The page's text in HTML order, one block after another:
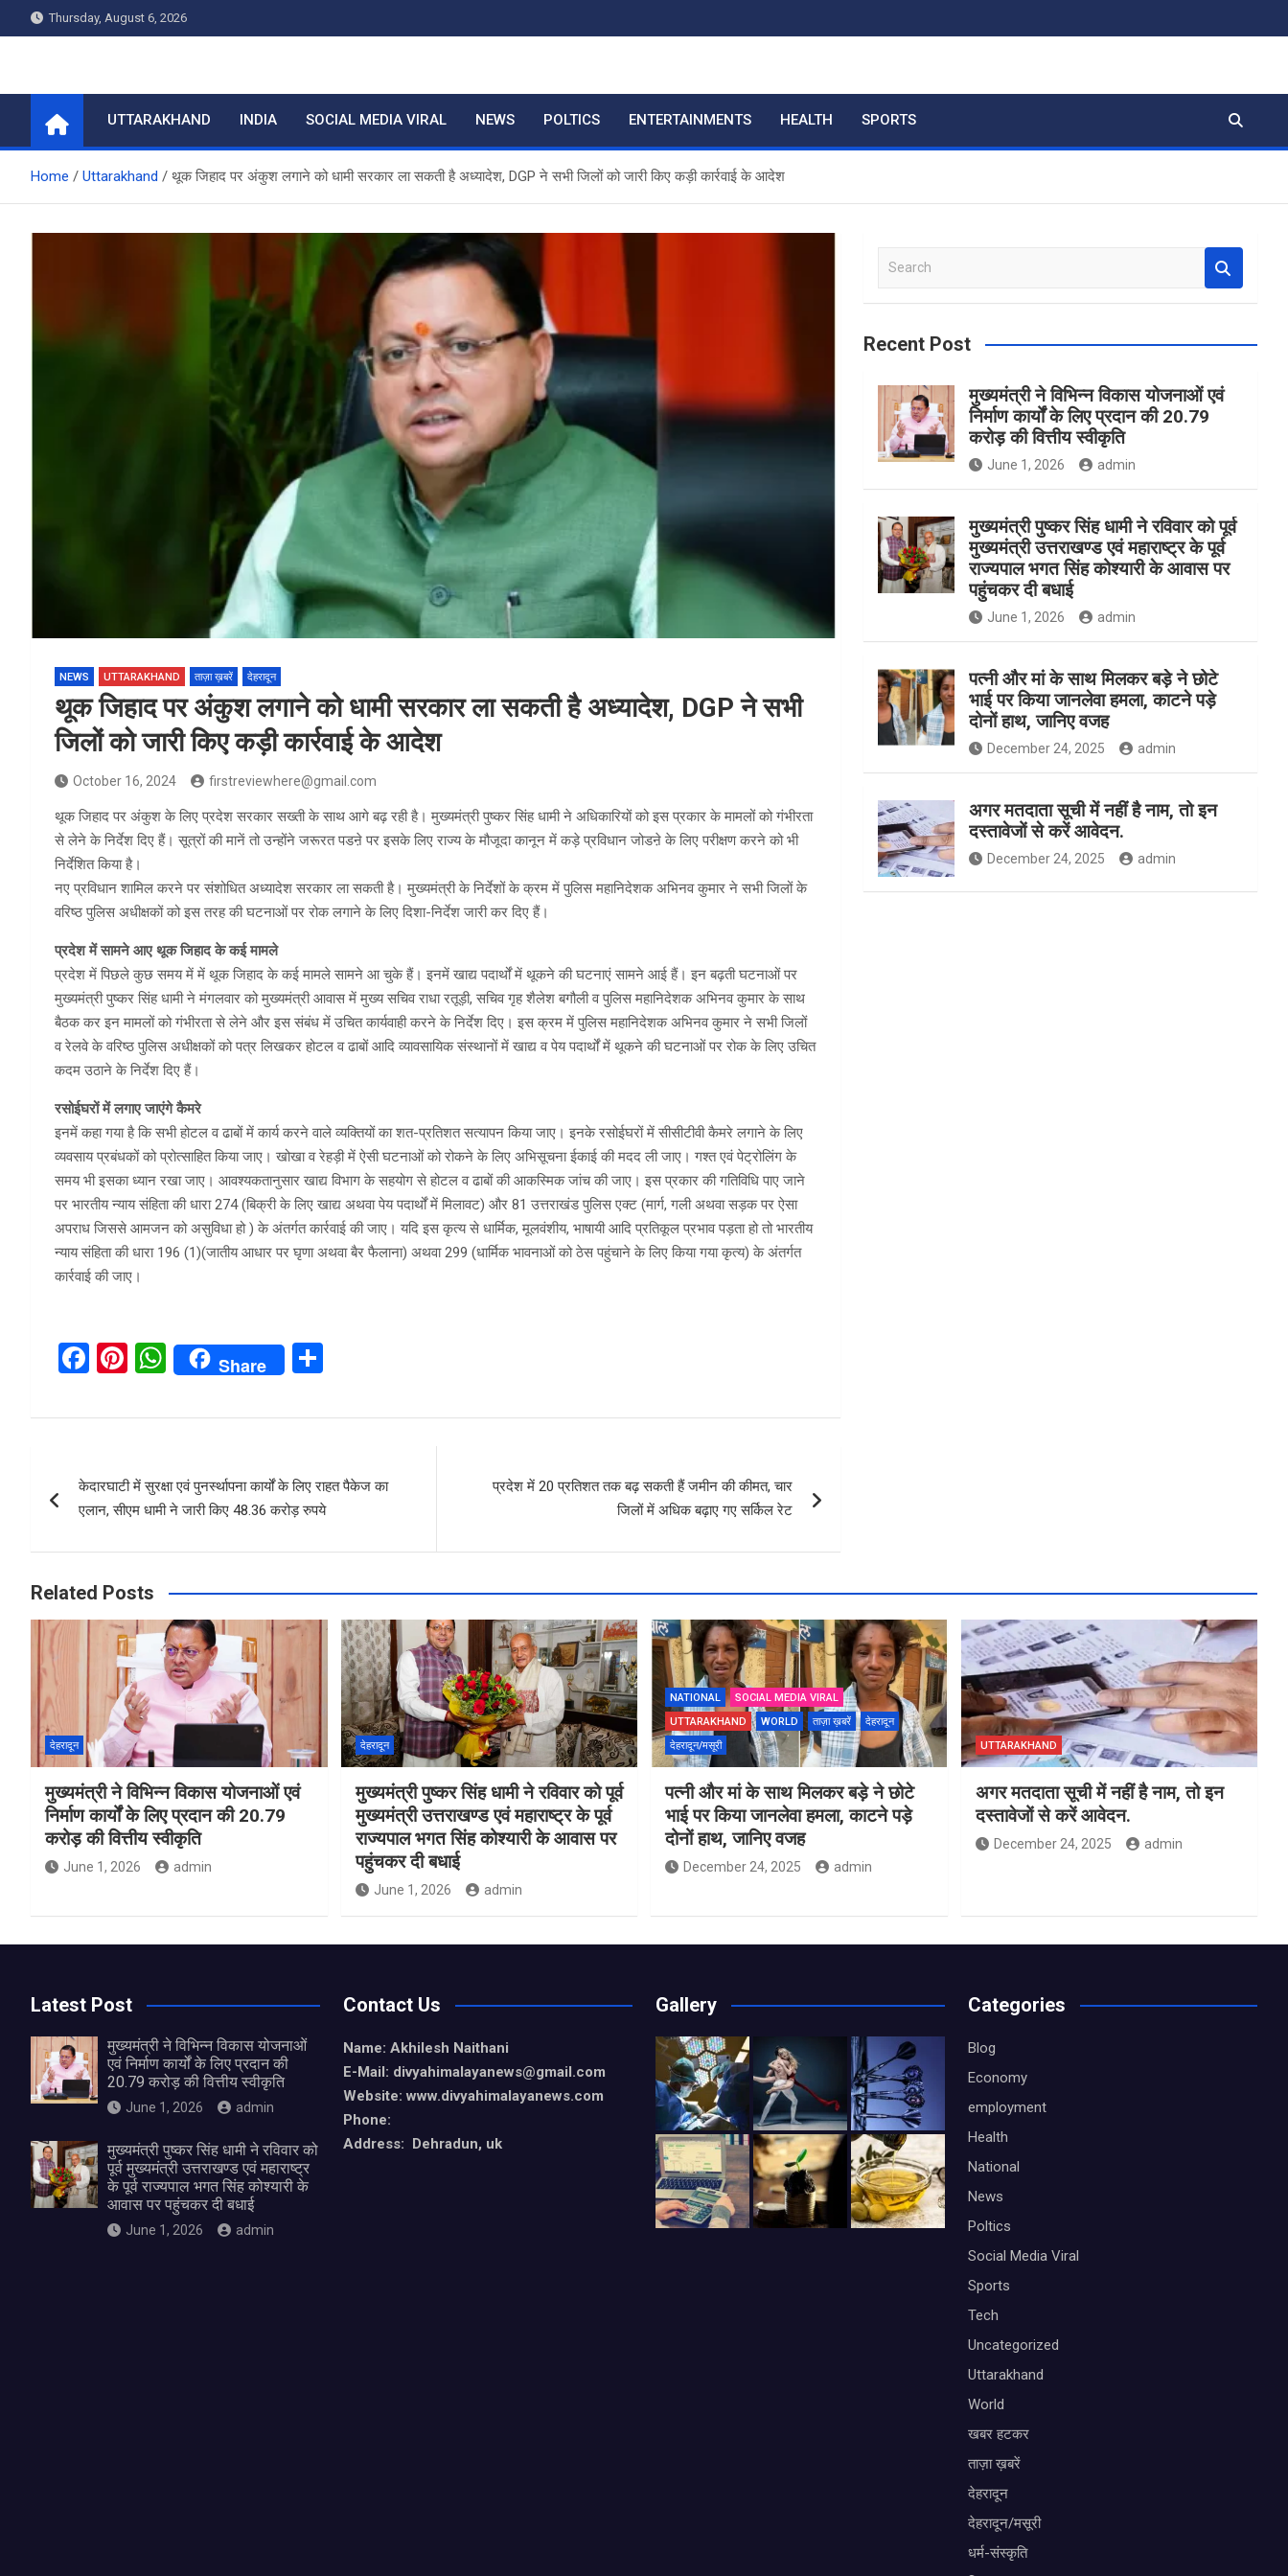
to
Thursday, August 6, 2026
Home
UTTARAKHAND INDIA SOCIAL MEDIA VIRAL NEWS POLTICS ENTERTAINMENTS HEALTH SPORTS
Home Uttarakhand थूक जिहाद पर अंकुश लगाने को धामी सरकार ला सकती है अध्यादेश, DGP ने सभी जिलों को जारी किए कड़ी कार्रवाई के आदेश
NEWS UTTARAKHAND ताज़ा ख़बरें देहरादून
थूक जिहाद पर अंकुश लगाने को धामी सरकार ला सकती है अध्यादेश, DGP ने सभी
जिलों को जारी किए कड़ी कार्रवाई के आदेश
October 16, 2024 firstreviewhere@gmail.com
थूक जिहाद पर अंकुश के लिए प्रदेश सरकार सख्ती के साथ आगे बढ़ रही है। मुख्यमंत्री पुष्कर सिंह धामी ने अधिकारियों को इस प्रकार के मामलों को गंभीरता
से लेने के निर्देश दिए हैं। सूत्रों की मानें तो उन्होंने जरूरत पडऩे पर इसके लिए राज्य के मौजूदा कानून में कड़े प्रविधान जोडऩे के लिए परीक्षण करने को भी
निर्देशित किया है।
नए प्रविधान शामिल करने पर संशोधित अध्यादेश सरकार ला सकती है। मुख्यमंत्री के निर्देशों के क्रम में पुलिस महानिदेशक अभिनव कुमार ने सभी जिलों के
वरिष्ठ पुलिस अधीक्षकों को इस तरह की घटनाओं पर रोक लगाने के लिए दिशा-निर्देश जारी कर दिए हैं।
प्रदेश में सामने आए थूक जिहाद के कई मामले
प्रदेश में पिछले कुछ समय में में थूक जिहाद के कई मामले सामने आ चुके हैं। इनमें खाद्य पदार्थों में थूकने की घटनाएं सामने आई हैं। इन बढ़ती घटनाओं पर
मुख्यमंत्री पुष्कर सिंह धामी ने मंगलवार को मुख्यमंत्री आवास में मुख्य सचिव राधा रतूड़ी, सचिव गृह शैलेश बगौली व पुलिस महानिदेशक अभिनव कुमार के साथ
बैठक कर इन मामलों को गंभीरता से लेने और इस संबंध में उचित कार्यवाही करने के निर्देश दिए। इस क्रम में पुलिस महानिदेशक अभिनव कुमार ने सभी जिलों
व रेलवे के वरिष्ठ पुलिस अधीक्षकों को पत्र लिखकर होटल व ढाबों आदि व्यावसायिक संस्थानों में खाद्य व पेय पदार्थों में थूकने की घटनाओं पर रोक के लिए उचित
कदम उठाने के निर्देश दिए हैं।
रसोईघरों में लगाए जाएंगे कैमरे
इनमें कहा गया है कि सभी होटल व ढाबों में कार्य करने वाले व्यक्तियों का शत-प्रतिशत सत्यापन किया जाए। इनके रसोईघरों में सीसीटीवी कैमरे लगाने के लिए
व्यवसाय प्रबंधकों को प्रोत्साहित किया जाए। खोखा व रेहड़ी में ऐसी घटनाओं को रोकने के लिए अभिसूचना ईकाई की मदद ली जाए। गश्त एवं पेट्रोलिंग के
समय भी इसका ध्यान रखा जाए। आवश्यकतानुसार खाद्य विभाग के सहयोग से होटल व ढाबों की आकस्मिक जांच की जाए। इस प्रकार की गतिविधि पाए जाने
पर भारतीय न्याय संहिता की धारा 274 (बिक्री के लिए खाद्य अथवा पेय पदार्थों में मिलावट) और 81 उत्तराखंड पुलिस एक्ट (मार्ग, गली अथवा सड़क पर ऐसा
अपराध जिससे आमजन को असुविधा हो ) के अंतर्गत कार्रवाई की जाए। यदि इस कृत्य से धार्मिक, मूलवंशीय, भाषायी आदि प्रतिकूल प्रभाव पड़ता हो तो भारतीय
न्याय संहिता की धारा 196 (1)(जातीय आधार पर घृणा अथवा बैर फैलाना) अथवा 299 (धार्मिक भावनाओं को ठेस पहुंचाने के लिए किया गया कृत्य) के अंतर्गत
कार्रवाई की जाए।
F
ce
o
o
k
Pi
er
t
W
at
A
p
p
Share
ar
navigation
केदारघाटी में सुरक्षा एवं पुनर्स्थापना कार्यों के लिए राहत पैकेज का
एलान, सीएम धामी ने जारी किए 48.36 करोड़ रुपये
प्रदेश में 20 प्रतिशत तक बढ़ सकती हैं जमीन की कीमत, चार
जिलों में अधिक बढ़ाए गए सर्किल रेट
a
c
Recent Post
मुख्यमंत्री ने विभिन्न विकास योजनाओं एवं
निर्माण कार्यों के लिए प्रदान की 20.79
करोड़ की वित्तीय स्वीकृति
June 1, 2026 admin
मुख्यमंत्री पुष्कर सिंह धामी ने रविवार को पूर्व
मुख्यमंत्री उत्तराखण्ड एवं महाराष्ट्र के पूर्व
राज्यपाल भगत सिंह कोश्यारी के आवास पर
पहुंचकर दी बधाई
June 1, 2026 admin
पत्नी और मां के साथ मिलकर बड़े ने छोटे
भाई पर किया जानलेवा हमला, काटने पड़े
दोनों हाथ, जानिए वजह
December 24, 2025 admin
अगर मतदाता सूची में नहीं है नाम, तो इन
दस्तावेजों से करें आवेदन.
December 24, 2025 admin
Related Posts
देहरादून
मुख्यमंत्री ने विभिन्न विकास योजनाओं एवं
निर्माण कार्यों के लिए प्रदान की 20.79
करोड़ की वित्तीय स्वीकृति
June 1, 2026 admin
देहरादून
मुख्यमंत्री पुष्कर सिंह धामी ने रविवार को पूर्व
मुख्यमंत्री उत्तराखण्ड एवं महाराष्ट्र के पूर्व
राज्यपाल भगत सिंह कोश्यारी के आवास पर
पहुंचकर दी बधाई
June 1, 2026 admin
NATIONAL
SOCIAL MEDIA VIRAL
UTTARAKHAND
WORLD ताज़ा ख़बरें
देहरादून
देहरादून/मसूरी
पत्नी और मां के साथ मिलकर बड़े ने छोटे
भाई पर किया जानलेवा हमला, काटने पड़े
दोनों हाथ, जानिए वजह
December 24, 2025 admin
UTTARAKHAND
अगर मतदाता सूची में नहीं है नाम, तो इन
दस्तावेजों से करें आवेदन.
December 24, 2025 admin
Latest Post
मुख्यमंत्री ने विभिन्न विकास योजनाओं
एवं निर्माण कार्यों के लिए प्रदान की
20.79 करोड़ की वित्तीय स्वीकृति
June 1, 2026 admin
मुख्यमंत्री पुष्कर सिंह धामी ने रविवार को
पूर्व मुख्यमंत्री उत्तराखण्ड एवं महाराष्ट्र
के पूर्व राज्यपाल भगत सिंह कोश्यारी के
आवास पर पहुंचकर दी बधाई
June 1, 2026 admin
Contact Us
Name: Akhilesh Naithani
E-Mail: divyahimalayanews@gmail.com
Website: www.divyahimalayanews.com
Phone:
Address: Dehradun, uk
Gallery Categories
Blog
Economy
employment
Health
National
News
Poltics
Social Media Viral
Sports
Tech
Uncategorized
Uttarakhand
World
खबर हटकर
ताज़ा ख़बरें
देहरादून
देहरादून/मसूरी
धर्म-संस्कृति